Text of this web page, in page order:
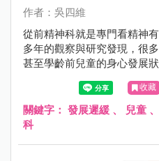
作者：吳四維
從前精神科就是專門看精神
多年的觀察與研究發現，很
甚至學齡前兒童的身心發展
重視學齡前兒童的醫療服務。
收藏
關鍵字： 發展遲緩 、 兒童 、
科